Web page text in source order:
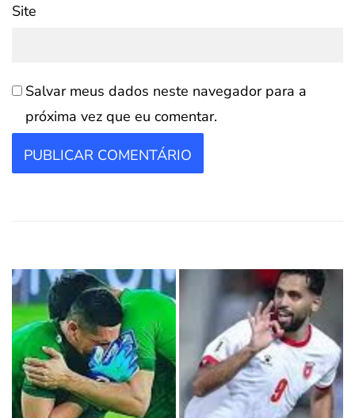
Site
Salvar meus dados neste navegador para a
próxima vez que eu comentar.